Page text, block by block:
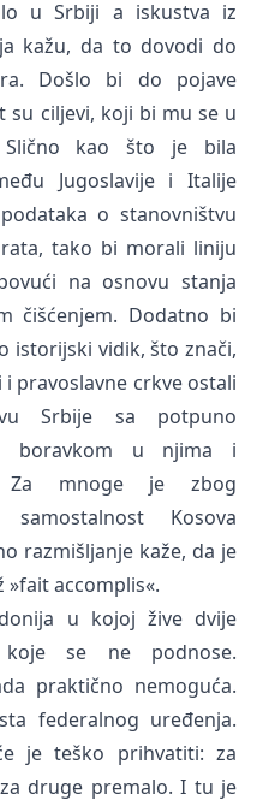
u Srbiji a iskustva iz
kažu, da to dovodi do
Došlo bi do pojave
su ciljevi, koji bi mu se u
kao što je bila
Jugoslavije i Italije
o stanovništvu
tako bi morali liniju
na osnovu stanja
čišćenjem. Dodatno bi
istorijski vidik, što znači,
pravoslavne crkve ostali
Srbije sa potpuno
boravkom u njima i
mnoge je zbog
Kosova
razmišljanje kaže, da je
accomplis«.
u kojoj žive dvije
se ne podnose.
praktično nemoguća.
federalnog uređenja.
je teško prihvatiti: za
druge premalo. I tu je